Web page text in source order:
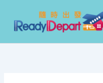
content